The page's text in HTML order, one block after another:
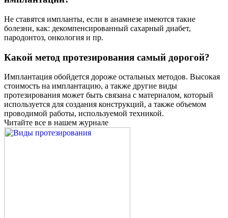
Не ставятся импланты, если в анамнезе имеются такие
болезни, как: декомпенсированный сахарный диабет,
пародонтоз, онкология и пр.
Какой метод протезирования самый дорогой?
Имплантация обойдется дороже остальных методов. Высокая
стоимость на имплантацию, а также другие виды
протезирования может быть связана с материалом, который
используется для создания конструкций, а также объемом
проводимой работы, используемой техникой.
Читайте все в нашем журнале